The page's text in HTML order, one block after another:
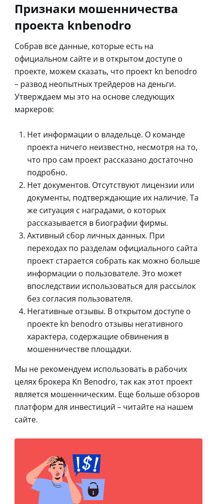
Признаки мошенничества
проекта knbenodro
Собрав все данные, которые есть на
официальном сайте и в открытом доступе о
проекте, можем сказать, что проект kn benodro
– развод неопытных трейдеров на деньги.
Утверждаем мы это на основе следующих
маркеров:
Нет информации о владельце. О команде
проекта ничего неизвестно, несмотря на то,
что про сам проект рассказано достаточно
подробно.
Нет документов. Отсутствуют лицензии или
документы, подтверждающие их наличие. Та
же ситуация с наградами, о которых
рассказывается в биографии фирмы.
Активный сбор личных данных. При
переходах по разделам официального сайта
проект старается собрать как можно больше
информации о пользователе. Это может
впоследствии использоваться для рассылок
без согласия пользователя.
Негативные отзывы. В открытом доступе о
проекте kn benodro отзывы негативного
характера, содержащие обвинения в
мошенничестве площадки.
Мы не рекомендуем использовать в рабочих
целях брокера Kn Benodro, так как этот проект
является мошенническим. Еще больше обзоров
платформ для инвестиций – читайте на нашем
сайте.